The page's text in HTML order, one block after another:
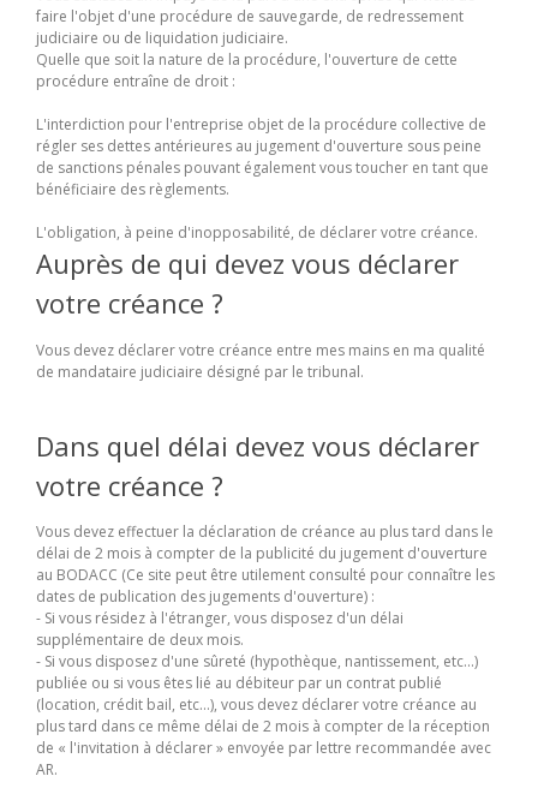
faire l'objet d'une procédure de sauvegarde, de redressement
judiciaire ou de liquidation judiciaire.
Quelle que soit la nature de la procédure, l'ouverture de cette
procédure entraîne de droit :
L'interdiction pour l'entreprise objet de la procédure collective de
régler ses dettes antérieures au jugement d'ouverture sous peine
de sanctions pénales pouvant également vous toucher en tant que
bénéficiaire des règlements.
L'obligation, à peine d'inopposabilité, de déclarer votre créance.
Auprès de qui devez vous déclarer
votre créance ?
Vous devez déclarer votre créance entre mes mains en ma qualité
de mandataire judiciaire désigné par le tribunal.
Dans quel délai devez vous déclarer
votre créance ?
Vous devez effectuer la déclaration de créance au plus tard dans le
délai de 2 mois à compter de la publicité du jugement d'ouverture
au BODACC (Ce site peut être utilement consulté pour connaître les
dates de publication des jugements d'ouverture) :
- Si vous résidez à l'étranger, vous disposez d'un délai
supplémentaire de deux mois.
- Si vous disposez d'une sûreté (hypothèque, nantissement, etc...)
publiée ou si vous êtes lié au débiteur par un contrat publié
(location, crédit bail, etc...), vous devez déclarer votre créance au
plus tard dans ce même délai de 2 mois à compter de la réception
de « l'invitation à déclarer » envoyée par lettre recommandée avec
AR.